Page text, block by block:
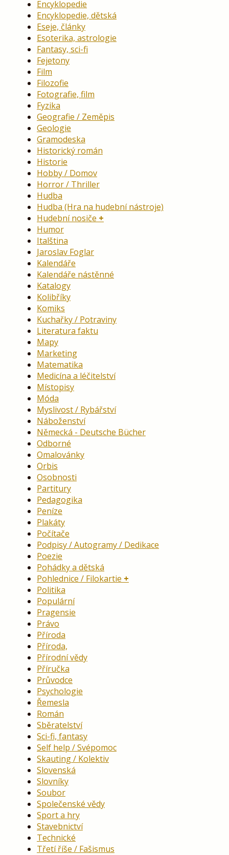
Encyklopedie
Encyklopedie, dětská
Eseje, články
Esoterika, astrologie
Fantasy, sci-fi
Fejetony
Film
Filozofie
Fotografie, film
Fyzika
Geografie / Zeměpis
Geologie
Gramodeska
Historický román
Historie
Hobby / Domov
Horror / Thriller
Hudba
Hudba (Hra na hudební nástroje)
Hudební nosiče
Humor
Italština
Jaroslav Foglar
Kalendáře
Kalendáře nástěnné
Katalogy
Kolibříky
Komiks
Kuchařky / Potraviny
Literatura faktu
Mapy
Marketing
Matematika
Medicína a léčitelství
Místopisy
Móda
Myslivost / Rybářství
Náboženství
Německá - Deutsche Bücher
Odborné
Omalovánky
Orbis
Osobnosti
Partitury
Pedagogika
Peníze
Plakáty
Počítače
Podpisy / Autogramy / Dedikace
Poezie
Pohádky a dětská
Pohlednice / Filokartie
Politika
Populární
Pragensie
Právo
Příroda
Příroda,
Přírodní vědy
Příručka
Průvodce
Psychologie
Řemesla
Román
Sběratelství
Sci-fi, fantasy
Self help / Svépomoc
Skauting / Kolektiv
Slovenská
Slovníky
Soubor
Společenské vědy
Sport a hry
Stavebnictví
Technické
Třetí říše / Fašismus